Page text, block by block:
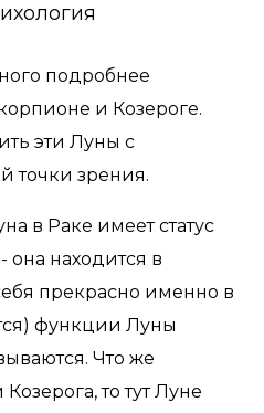
подробнее
и Козероге.
эти Луны с
точки зрения.
в Раке имеет статус
она находится в
прекрасно именно в
функции Луны
Что же
то тут Луне